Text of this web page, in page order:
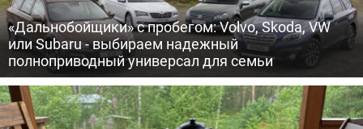
«Дальнобойщики» с пробегом: Volvo, Skoda, VW
или Subaru - выбираем надежный
полноприводный универсал для семьи